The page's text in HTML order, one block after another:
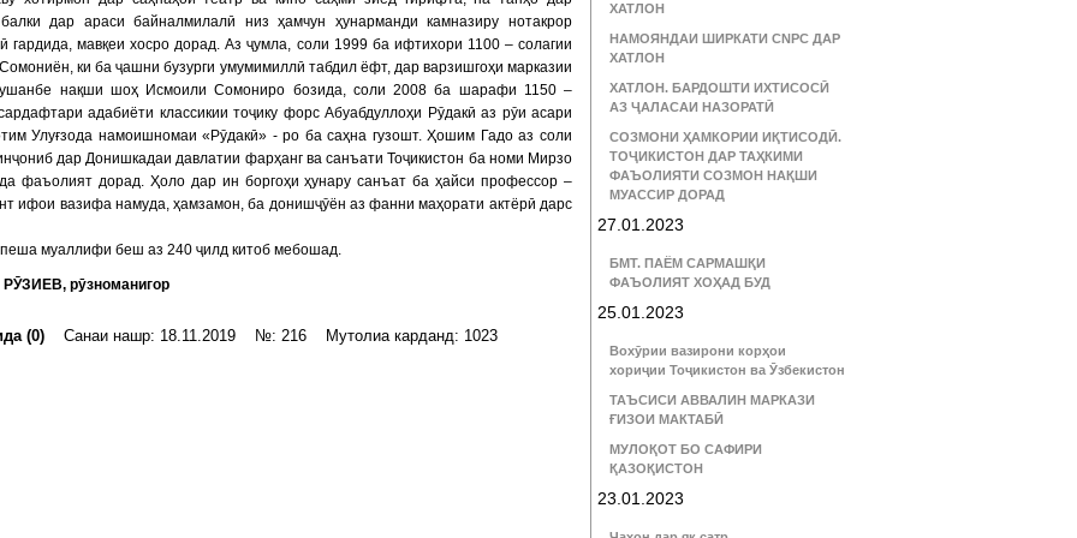
дар араси байналмилалӣ низ ҳамчун ҳунарманди камназиру нотакрор
гардида, мавқеи хосро дорад. Аз ҷумла, соли 1999 ба ифтихори 1100 – солагии
ки ба ҷашни бузурги умумимиллӣ табдил ёфт, дар варзишгоҳи марказии
нақши шоҳ Исмоили Сомониро бозида, соли 2008 ба шарафи 1150 –
адабиёти классикии тоҷику форс Абуабдуллоҳи Рӯдакӣ аз рӯи асари
Улуғзода намоишномаи «Рӯдакӣ» - ро ба саҳна гузошт. Ҳошим Гадо аз соли
дар Донишкадаи давлатии фарҳанг ва санъати Тоҷикистон ба номи Мирзо
фаъолият дорад. Ҳоло дар ин боргоҳи ҳунару санъат ба ҳайси профессор –
ифои вазифа намуда, ҳамзамон, ба донишҷӯён аз фанни маҳорати актёрӣ дарс
муаллифи беш аз 240 ҷилд китоб мебошад.
рӯзноманигор
(0) Санаи нашр: 18.11.2019 №: 216 Мутолиа карданд: 1023
ХАТЛОН
НАМОЯНДАИ ШИРКАТИ CNPC ДАР
ХАТЛОН
ХАТЛОН. БАРДОШТИ ИХТИСОСӢ
АЗ ҶАЛАСАИ НАЗОРАТӢ
СОЗМОНИ ҲАМКОРИИ ИҚТИСОДӢ.
ТОҶИКИСТОН ДАР ТАҲКИМИ
ФАЪОЛИЯТИ СОЗМОН НАҚШИ
МУАССИР ДОРАД
27.01.2023
БМТ. ПАЁМ САРМАШҚИ
ФАЪОЛИЯТ ХОҲАД БУД
25.01.2023
Вохӯрии вазирони корҳои
хориҷии Тоҷикистон ва Ӯзбекистон
ТАЪСИСИ АВВАЛИН МАРКАЗИ
ҒИЗОИ МАКТАБӢ
МУЛОҚОТ БО САФИРИ
ҚАЗОҚИСТОН
23.01.2023